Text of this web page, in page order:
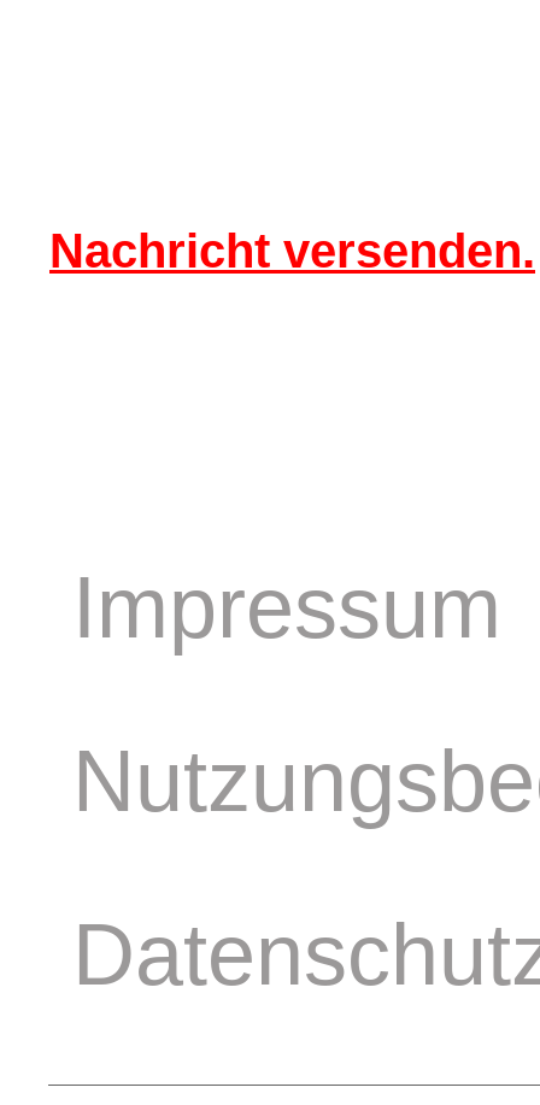
Nachricht versenden.
Impressum